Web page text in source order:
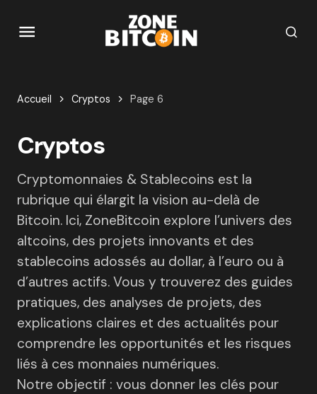
Accueil Cryptos Page 6
Cryptos
Cryptomonnaies & Stablecoins est la
rubrique qui élargit la vision au-delà de
Bitcoin. Ici, ZoneBitcoin explore l’univers des
altcoins, des projets innovants et des
stablecoins adossés au dollar, à l’euro ou à
d’autres actifs. Vous y trouverez des guides
pratiques, des analyses de projets, des
explications claires et des actualités pour
comprendre les opportunités et les risques
liés à ces monnaies numériques.
Notre objectif : vous donner les clés pour